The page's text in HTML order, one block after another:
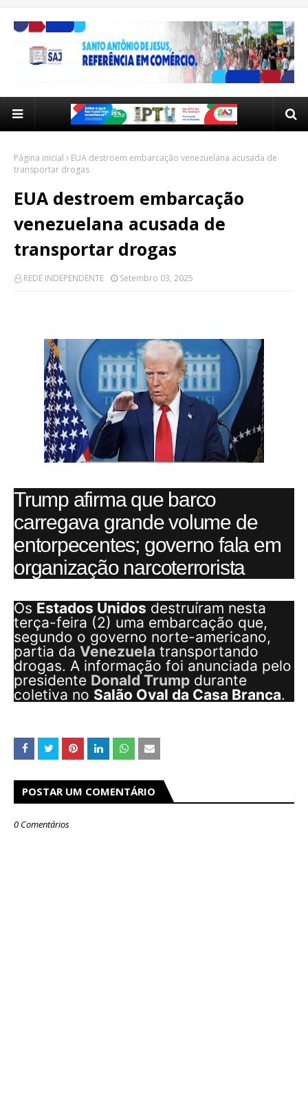
Página inicial
EUA destroem embarcação venezuelana acusada de
transportar drogas
EUA destroem embarcação
venezuelana acusada de
transportar drogas
REDE INDEPENDENTE Setembro 03, 2025
Trump afirma que barco
carregava grande volume de
entorpecentes; governo fala em
organização narcoterrorista
Os Estados Unidos destruíram nesta
terça-feira (2) uma embarcação que,
segundo o governo norte-americano,
partia da Venezuela transportando
drogas. A informação foi anunciada pelo
presidente Donald Trump durante
coletiva no Salão Oval da Casa Branca.
POSTAR UM COMENTÁRIO
0 Comentários